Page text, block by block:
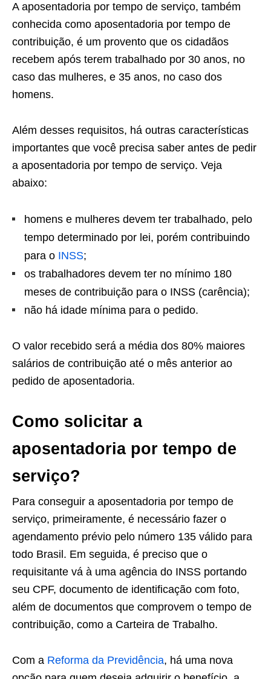
A aposentadoria por tempo de serviço, também
conhecida como aposentadoria por tempo de
contribuição, é um provento que os cidadãos
recebem após terem trabalhado por 30 anos, no
caso das mulheres, e 35 anos, no caso dos
homens.
Além desses requisitos, há outras características
importantes que você precisa saber antes de pedir
a aposentadoria por tempo de serviço. Veja
abaixo:
homens e mulheres devem ter trabalhado, pelo
tempo determinado por lei, porém contribuindo
para o INSS;
os trabalhadores devem ter no mínimo 180
meses de contribuição para o INSS (carência);
não há idade mínima para o pedido.
O valor recebido será a média dos 80% maiores
salários de contribuição até o mês anterior ao
pedido de aposentadoria.
Como solicitar a
aposentadoria por tempo de
serviço?
Para conseguir a aposentadoria por tempo de
serviço, primeiramente, é necessário fazer o
agendamento prévio pelo número 135 válido para
todo Brasil. Em seguida, é preciso que o
requisitante vá à uma agência do INSS portando
seu CPF, documento de identificação com foto,
além de documentos que comprovem o tempo de
contribuição, como a Carteira de Trabalho.
Com a Reforma da Previdência, há uma nova